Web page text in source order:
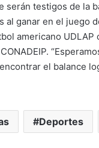
serán testigos de la
ganar en el juego
americano
el balance
Deportes